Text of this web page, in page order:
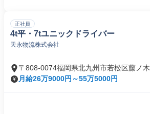
正社員
4t平・7tユニックドライバー
天永物流株式会社
〒808-0074福岡県北九州市若松区藤ノ木
月給26万9000円～55万5000円